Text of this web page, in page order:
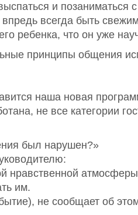
и позаниматься
всегда быть
ребенка, что он уже
принципы общения
наша новая
не все категории
был нарушен?»
нравственной
им.
не сообщает об